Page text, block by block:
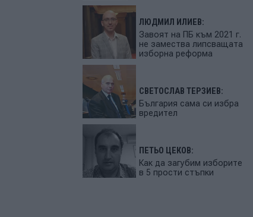
ЛЮДМИЛ ИЛИЕВ:
Завоят на ПБ към 2021 г.
не замества липсващата
изборна реформа
СВЕТОСЛАВ ТЕРЗИЕВ:
България сама си избра
вредител
ПЕТЬО ЦЕКОВ:
Как да загубим изборите
в 5 прости стъпки